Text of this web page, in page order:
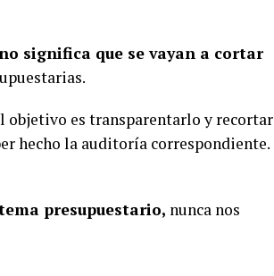
significa que se vayan a cortar
objetivo es transparentarlo y recortar
hecho la auditoría correspondiente.
presupuestario, nunca nos